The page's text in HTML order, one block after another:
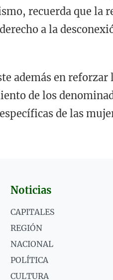
recuerda que la
a la
además en
de los
de las
Noticias
CAPITALES
REGIÓN
NACIONAL
POLÍTICA
CULTURA